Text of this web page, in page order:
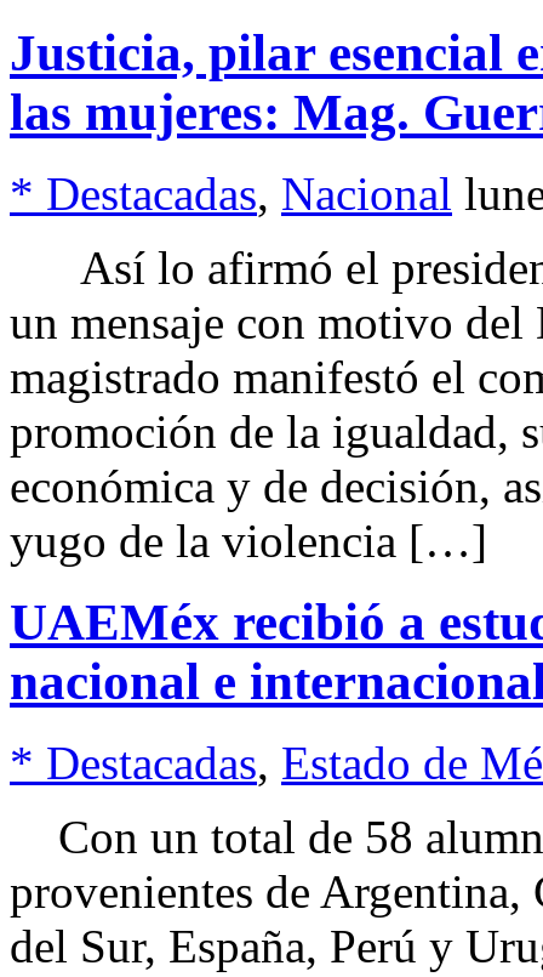
Justicia, pilar esencial
las mujeres: Mag.
* Destacadas, Nacional
Así lo afirmó el
un mensaje con motivo
magistrado manifestó el
promoción de la igualdad,
económica y de decisión,
yugo de la violencia […]
UAEMéx recibió a
nacional e
* Destacadas, Estado de
Con un total de 58
provenientes de
del Sur, España, Perú y